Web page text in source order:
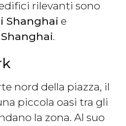
rilevanti sono
Shanghai e
.
nord della piazza, il
piccola oasi tra gli
la zona. Al suo